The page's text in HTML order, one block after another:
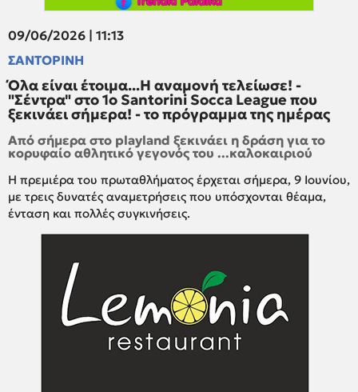
09/06/2026 | 11:13
ΣΑΝΤΟΡΙΝΗ
Όλα είναι έτοιμα...Η αναμονή τελείωσε! -
"Σέντρα" στο 1ο Santorini Socca League που
ξεκινάει σήμερα! - το πρόγραμμα της ημέρας
Από σήμερα στο playland ξεκινάει η δράση για το
κορυφαίο αθλητικό γεγονός του ...καλοκαιριού
Η πρεμιέρα του πρωταθλήματος έρχεται σήμερα, 9 Ιουνίου,
με τρεις δυνατές αναμετρήσεις που υπόσχονται θέαμα,
ένταση και πολλές συγκινήσεις.